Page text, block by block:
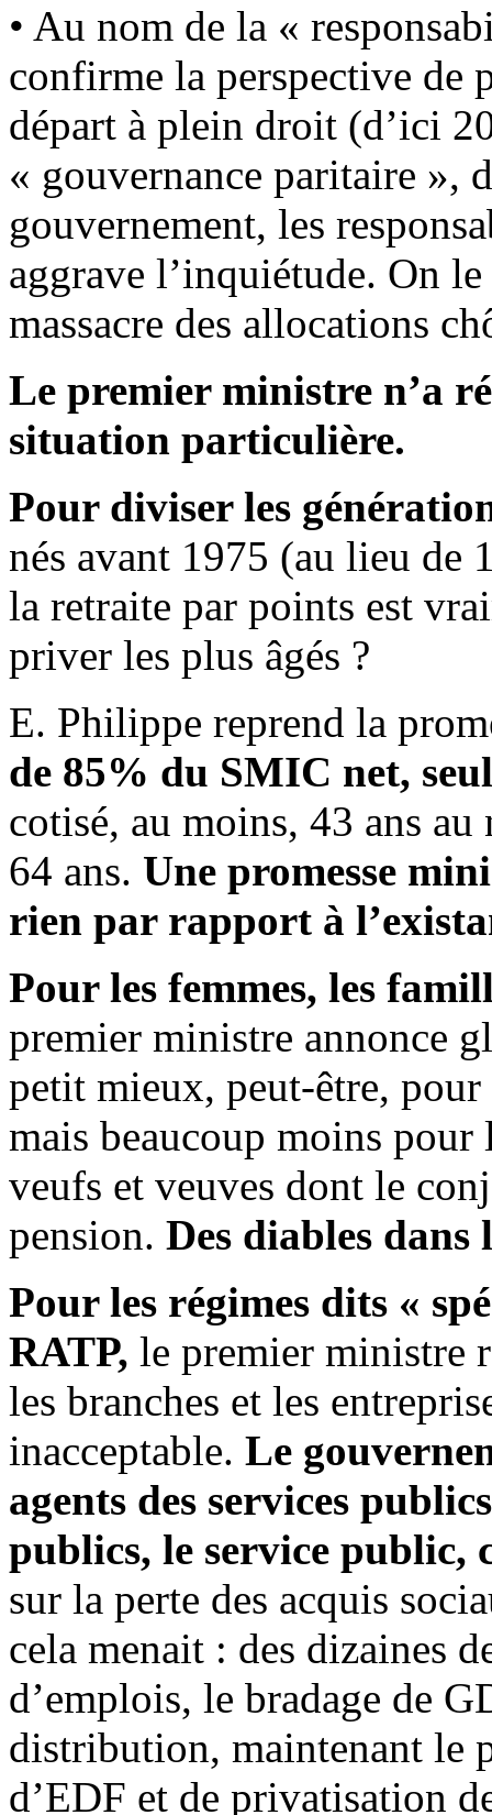
• Au nom de la «
confirme la perspective de
départ à plein droit (d’ici
« gouvernance paritaire »,
gouvernement, les
aggrave l’inquiétude. On
massacre des allocations
Le premier ministre n’a
situation particulière.
Pour diviser les
nés avant 1975 (au lieu de
la retraite par points est
priver les plus âgés ?
E. Philippe reprend la
de 85% du SMIC net,
cotisé, au moins, 43 ans
64 ans. Une promesse
rien par rapport à
Pour les femmes, les
premier ministre annonce
petit mieux, peut-être, pour
mais beaucoup moins pour
veufs et veuves dont le
pension. Des diables dans
Pour les régimes dits «
RATP, le premier ministre
les branches et les
inacceptable. Le
agents des services
publics, le service public,
sur la perte des acquis
cela menait : des dizaines
d’emplois, le bradage de
distribution, maintenant le
d’EDF et de privatisation